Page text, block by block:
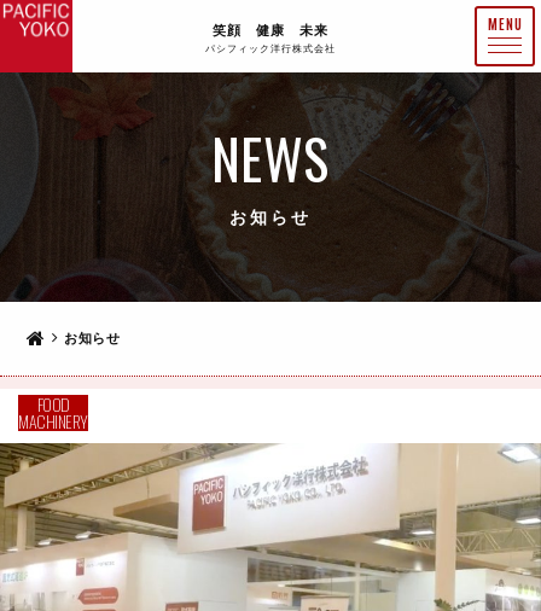
笑顔 健康 未来
パシフィック洋行株式会社
NEWS
お知らせ
お知らせ
FOOD
MACHINERY